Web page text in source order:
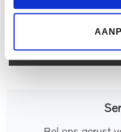
Je ontvangt automatisch